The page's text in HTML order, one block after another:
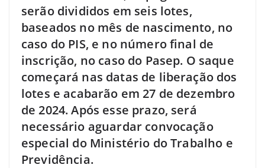
serão divididos em seis lotes,
baseados no mês de nascimento, no
caso do PIS, e no número final de
inscrição, no caso do Pasep. O saque
começará nas datas de liberação dos
lotes e acabarão em 27 de dezembro
de 2024. Após esse prazo, será
necessário aguardar convocação
especial do Ministério do Trabalho e
Previdência.